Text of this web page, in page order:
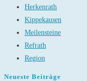
Herkenrath
Kippekausen
Meilensteine
Refrath
Region
Neueste Beiträge